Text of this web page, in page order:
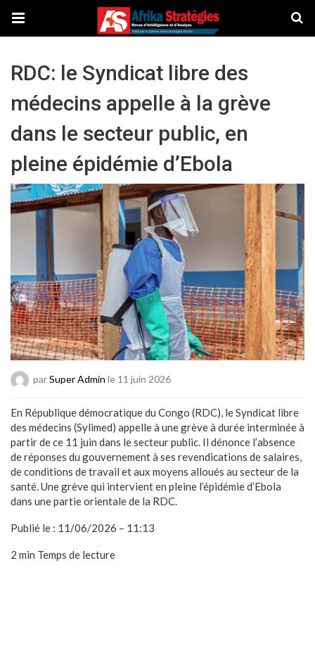
RDC: le Syndicat libre des
médecins appelle à la grève
dans le secteur public, en
pleine épidémie d’Ebola
parSuper Admin le 11 juin 2026
En République démocratique du Congo (RDC), le Syndicat libre
des médecins (Sylimed) appelle à une grève à durée interminée à
partir de ce 11 juin dans le secteur public. Il dénonce l’absence
de réponses du gouvernement à ses revendications de salaires,
de conditions de travail et aux moyens alloués au secteur de la
santé. Une grève qui intervient en pleine l’épidémie d’Ebola
dans une partie orientale de la RDC.
Publié le : 11/06/2026 – 11:13
2 min Temps de lecture